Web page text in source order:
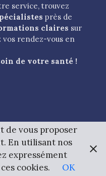
service, trouvez
près de
claires sur
vos rendez-vous en
de votre santé !
de vous proposer
En utilisant nos
expressément
cookies.
OK